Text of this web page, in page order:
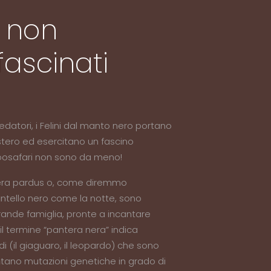
i Felini dal manto nero portano
ed esercitano un fascino
non sono da meno!
pardus o, come diremmo
nero come la notte, sono
famiglia, pronte a incantare
termine “pantera nera” indica
(il giaguaro, il leopardo) che sono
mutazioni genetiche in grado di